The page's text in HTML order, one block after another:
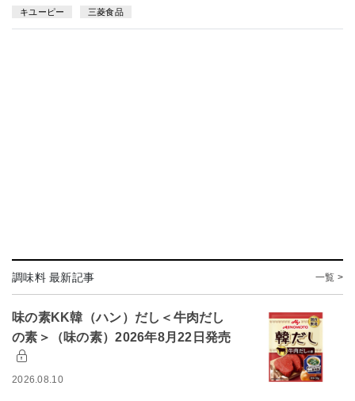
キユーピー 三菱食品
調味料 最新記事 一覧 >
味の素KK韓（ハン）だし＜牛肉だし
の素＞（味の素）2026年8月22日発売
2026.08.10